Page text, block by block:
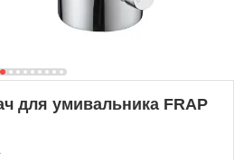
для умивальника FRAP